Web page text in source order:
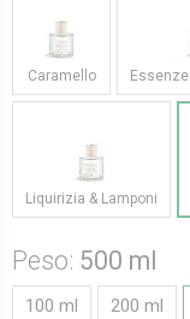
Caramello
Liquirizia & Lamponi
Peso: 500 ml
100 ml 200 ml